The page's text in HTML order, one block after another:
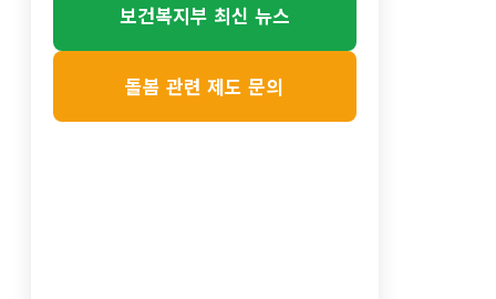
보건복지부 최신 뉴스
돌봄 관련 제도 문의